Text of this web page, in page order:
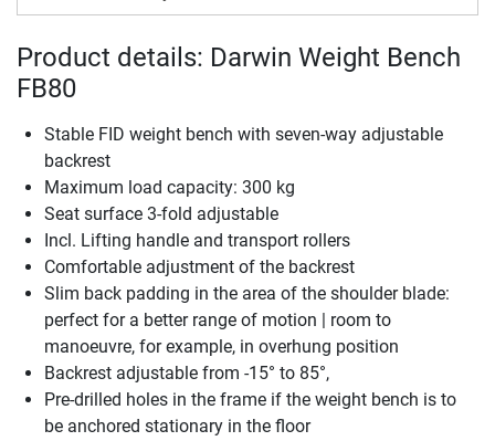
Product details: Darwin Weight Bench
FB80
Stable FID weight bench with seven-way adjustable
backrest
Maximum load capacity: 300 kg
Seat surface 3-fold adjustable
Incl. Lifting handle and transport rollers
Comfortable adjustment of the backrest
Slim back padding in the area of the shoulder blade:
perfect for a better range of motion | room to
manoeuvre, for example, in overhung position
Backrest adjustable from -15° to 85°,
Pre-drilled holes in the frame if the weight bench is to
be anchored stationary in the floor